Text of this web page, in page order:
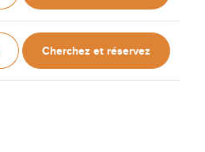
Cherchez et réservez